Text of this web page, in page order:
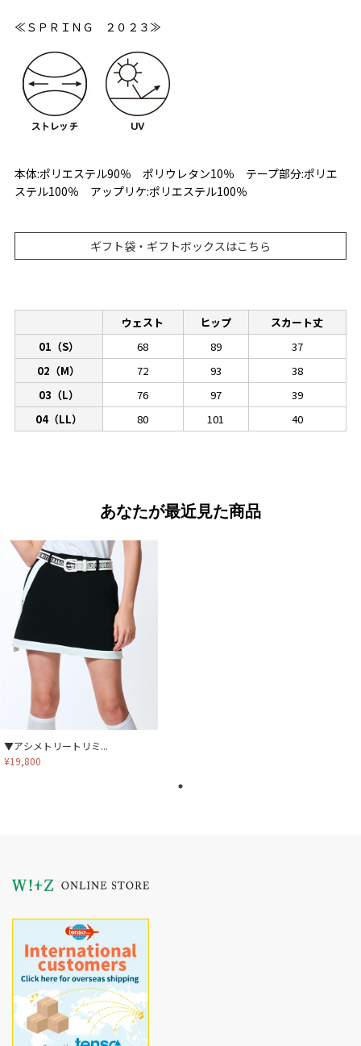
≪ＳＰＲＩＮＧ ２０２３≫
本体:ポリエステル90％ ポリウレタン10％ テープ部分:ポリエ
ステル100％ アップリケ:ポリエステル100％
ギフト袋・ギフトボックスはこちら
ウェスト ヒップ
スカート丈
01（S）
68 89
37
02（M）
72 93
38
03（L）
76 97
39
04（LL）
80 101 40
あなたが最近見た商品
▼アシメトリートリミ...
¥19,800